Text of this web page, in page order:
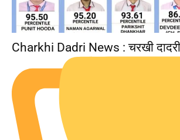
Charkhi Dadri News : चरखी